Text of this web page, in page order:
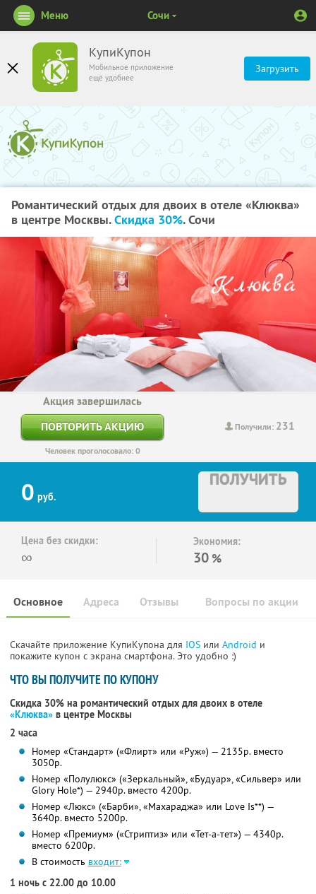
КупиКупон
Мобильное приложение
ещё удобнее
Загрузить
Меню Сочи
Романтический отдых для двоих в отеле «Клюква»
в центре Москвы.Скидка 30%. Сочи
Получили: 231
Акция завершилась
ПОВТОРИТЬ АКЦИЮ
Человек проголосовало: 0
0 руб.
ПОЛУЧИТЬ
Цена без скидки:
∞
Экономия:
30 %
Основное Отзывы Вопросы по акции
Адреса
Скачайте приложение КупиКупона для IOS или Android и
покажите купон с экрана смартфона. Это удобно :)
ЧТО ВЫ ПОЛУЧИТЕ ПО КУПОНУ
Скидка 30% на романтический отдых для двоих в отеле
«Клюква» в центре Москвы
2 часа
Номер «Стандарт» («Флирт» или «Руж») — 2135р. вместо
3050р.
Номер «Полулюкс» («Зеркальный», «Будуар», «Сильвер» или
Glory Hole*) — 2940р. вместо 4200р.
Номер «Люкс» («Барби», «Махараджа» или Love Is**) —
3640р. вместо 5200р.
Номер «Премиум» («Стриптиз» или «Тет-а-тет») — 4340р.
вместо 6200р.
В стоимость входит:
1 ночь с 22.00 до 10.00